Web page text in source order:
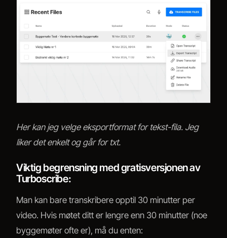
Her kan jeg velge eksportformat for tekst-fila. Jeg
liker det enkelt og går for txt.
Viktig begrensning med gratisversjonen av
Turboscribe:
Man kan bare transkribere opptil 30 minutter per
video. Hvis møtet ditt er lengre enn 30 minutter (noe
byggemøter ofte er), må du enten: